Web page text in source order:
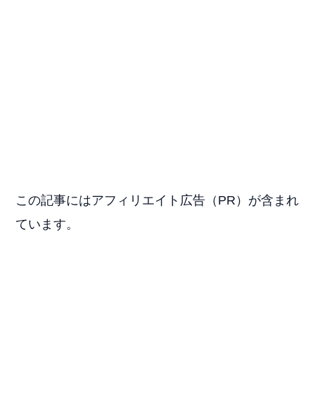
この記事にはアフィリエイト広告（PR）が含まれ
ています。